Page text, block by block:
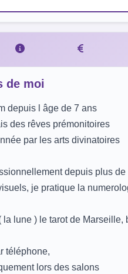
de moi
depuis l âge de 7 ans
des rêves prémonitoires
par les arts divinatoires
depuis plus de
je pratique la
la lune ) le tarot de Marseille,
téléphone,
lors des salons